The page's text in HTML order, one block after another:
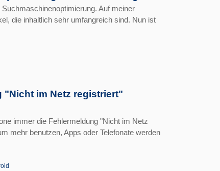
Auf meiner
die inhaltlich sehr umfangreich sind. Nun ist
"Nicht im Netz registriert"
immer die Fehlermeldung "Nicht im Netz
mehr benutzen, Apps oder Telefonate werden